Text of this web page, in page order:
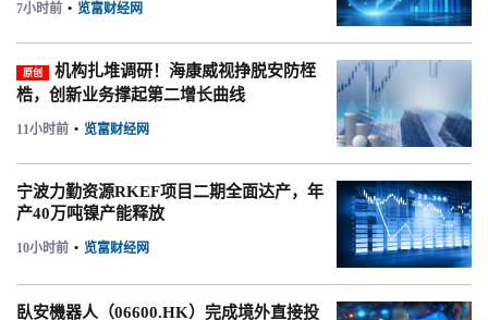
7小时前 • 览富财经网
原创
机构扎堆调研！海康威视挣脱安防桎
梏，创新业务撑起第二增长曲线
11小时前 • 览富财经网
宁波力勤资源RKEF项目二期全面达产，年
产40万吨镍产能释放
10小时前 • 览富财经网
臥安機器人（06600.HK）完成境外直接投